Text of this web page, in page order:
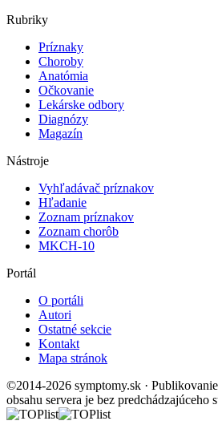
Rubriky
Príznaky
Choroby
Anatómia
Očkovanie
Lekárske odbory
Diagnózy
Magazín
Nástroje
Vyhľadávač príznakov
Hľadanie
Zoznam príznakov
Zoznam chorôb
MKCH-10
Portál
O portáli
Autori
Ostatné sekcie
Kontakt
Mapa stránok
©2014-2026 symptomy.sk ·
obsahu servera je bez predchádzajúceho